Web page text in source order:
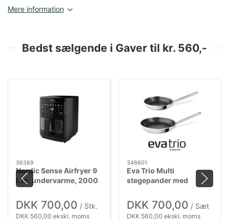
Mere information
Bedst sælgende i Gaver til kr. 560,-
36389
Nordic Sense Airfryer 9
L m. undervarme, 2000
watt i sort
DKK 700,00 / Stk.
DKK 560,00 ekskl. moms
346601
Eva Trio Multi
stegepander med
Mosaic keramisk Slip-
Let belægning - 24 & 28
cm
DKK 700,00 / Sæt
DKK 560,00 ekskl. moms